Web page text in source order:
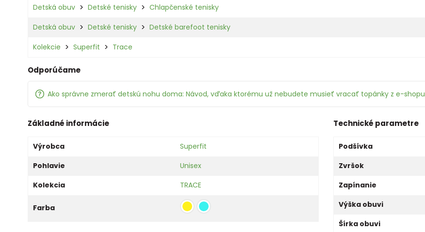
Detská obuv Detské tenisky Chlapčenské tenisky
Detská obuv Detské tenisky Detské barefoot tenisky
Kolekcie Superfit Trace
Odporúčame
Ako správne zmerať detskú nohu doma: Návod, vďaka ktorému už nebudete musieť vracať topánky z e-shopu
Základné informácie
Výrobca
Superfit
Pohlavie
Unisex
Kolekcia
TRACE
Farba
Technické parametre
Podšívka
Zvršok
Zapínanie
Výška obuvi
Šírka obuvi